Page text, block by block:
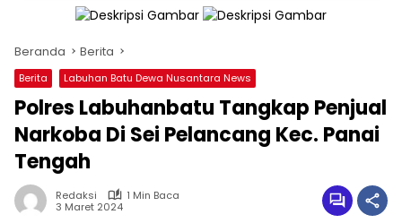
Beranda Berita
Berita Labuhan Batu Dewa Nusantara News
Polres Labuhanbatu Tangkap Penjual
Narkoba Di Sei Pelancang Kec. Panai
Tengah
Redaksi
1 Min Baca
3 Maret 2024